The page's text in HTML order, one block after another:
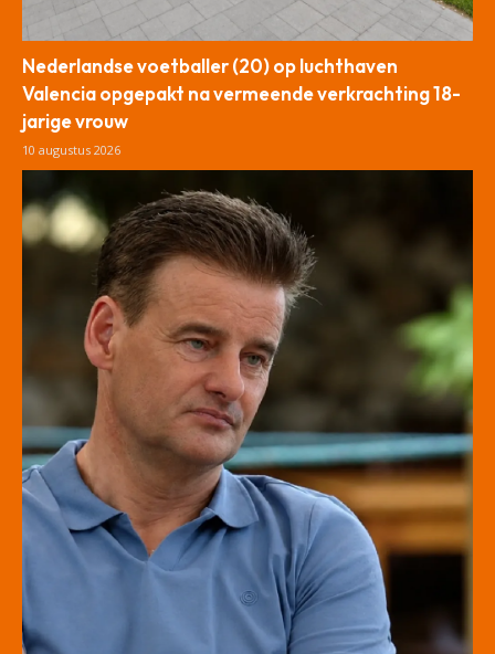
Nederlandse voetballer (20) op luchthaven
Valencia opgepakt na vermeende verkrachting 18-
jarige vrouw
10 augustus 2026